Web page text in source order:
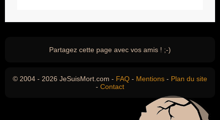
Partagez cette page avec vos amis ! ;-)
© 2004 - 2026 JeSuisMort.com - FAQ - Mentions - Plan du site
- Contact